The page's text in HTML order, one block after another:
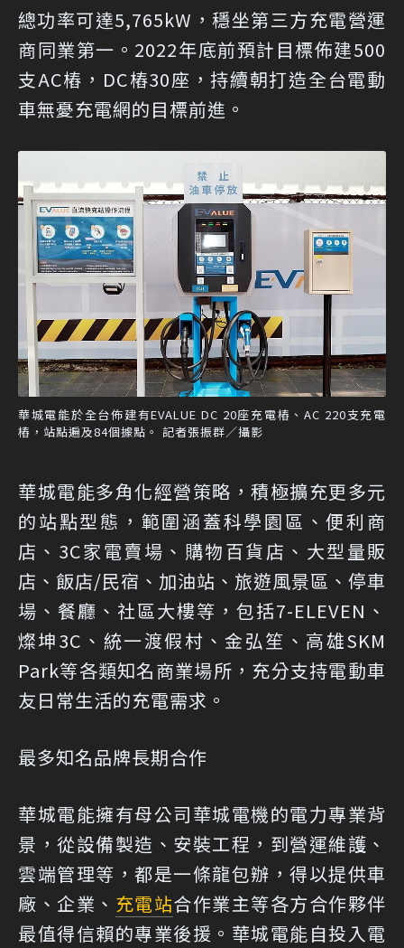
總功率可達5,765kW，穩坐第三方充電營運
商同業第一。2022年底前預計目標佈建500
支AC樁，DC樁30座，持續朝打造全台電動
車無憂充電網的目標前進。
華城電能於全台佈建有EVALUE DC 20座充電樁、AC 220支充電
樁，站點遍及84個據點。 記者張振群／攝影
華城電能多角化經營策略，積極擴充更多元
的站點型態，範圍涵蓋科學園區、便利商
店、3C家電賣場、購物百貨店、大型量販
店、飯店/民宿、加油站、旅遊風景區、停車
場、餐廳、社區大樓等，包括7-ELEVEN、
燦坤3C、統一渡假村、金弘笙、高雄SKM
Park等各類知名商業場所，充分支持電動車
友日常生活的充電需求。
最多知名品牌長期合作
華城電能擁有母公司華城電機的電力專業背
景，從設備製造、安裝工程，到營運維護、
雲端管理等，都是一條龍包辦，得以提供車
廠、企業、 充電站合作業主等各方合作夥伴
最值得信賴的專業後援。華城電能自投入電